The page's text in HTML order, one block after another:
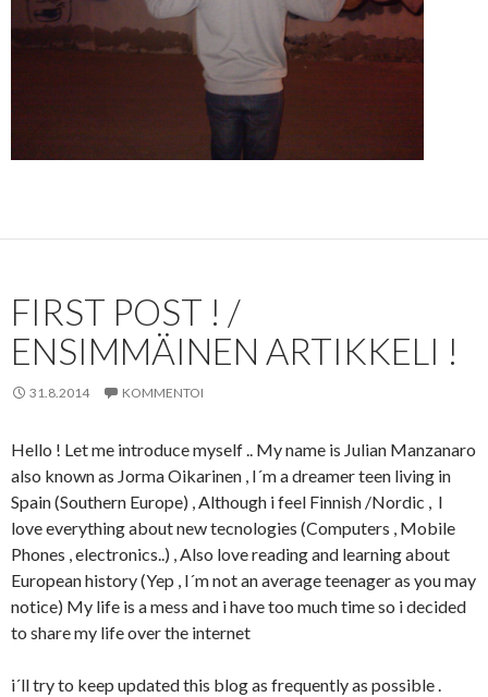
FIRST POST ! /
ENSIMMÄINEN ARTIKKELI !
31.8.2014 KOMMENTOI
Hello ! Let me introduce myself .. My name is Julian Manzanaro
also known as Jorma Oikarinen , I´m a dreamer teen living in
Spain (Southern Europe) , Although i feel Finnish /Nordic , I
love everything about new tecnologies (Computers , Mobile
Phones , electronics..) , Also love reading and learning about
European history (Yep , I´m not an average teenager as you may
notice) My life is a mess and i have too much time so i decided
to share my life over the internet
i´ll try to keep updated this blog as frequently as possible .